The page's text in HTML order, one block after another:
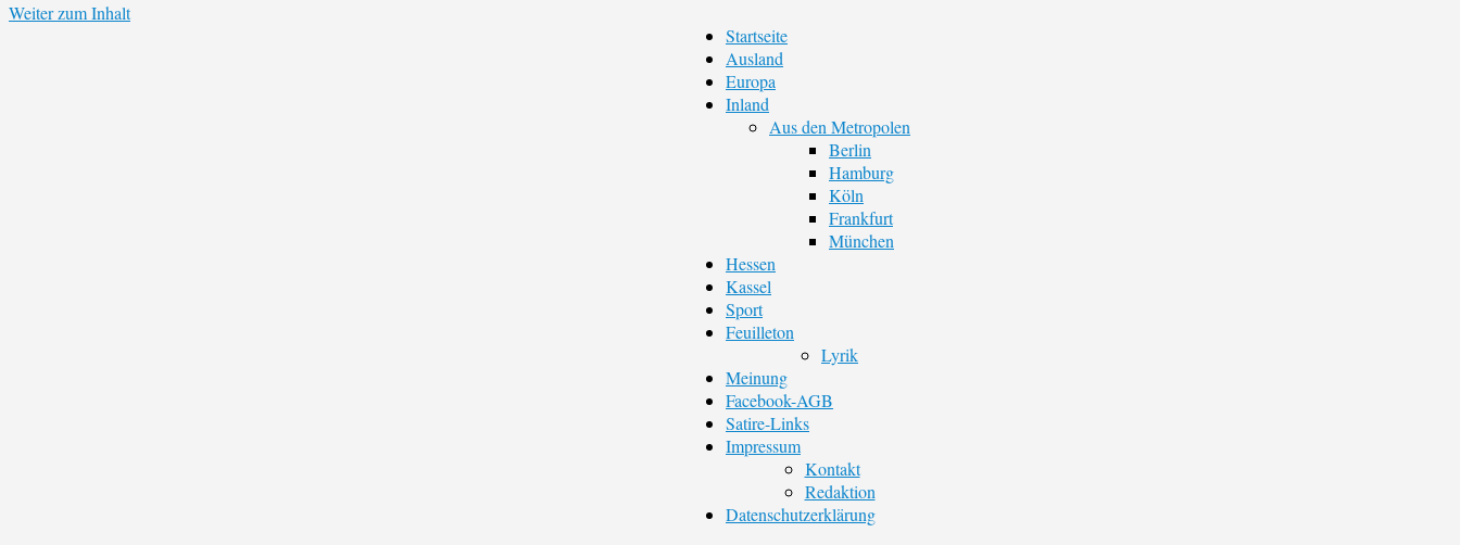
Weiter zum Inhalt
Startseite
Ausland
Europa
Inland
Aus den Metropolen
Berlin
Hamburg
Köln
Frankfurt
München
Hessen
Kassel
Sport
Feuilleton
Lyrik
Meinung
Facebook-AGB
Satire-Links
Impressum
Kontakt
Redaktion
Datenschutzerklärung